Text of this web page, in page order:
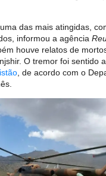
das mais atingidas,
informou a agência
houve relatos de
O tremor foi sentido
, de acordo com o